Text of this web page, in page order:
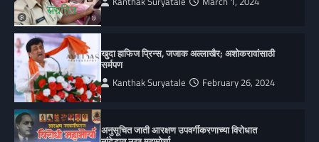
खुदा हाफिज प्रिन्स, जजाक अल्लाखैर; अशोकरावांसाठी
सर्मपण
Kanthak Suryatale February 26, 2024
अनुसूचित जाती आरक्षण उपवर्गीकरणाच्या विरोधात